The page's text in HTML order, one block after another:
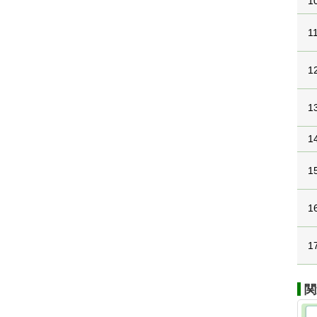
11